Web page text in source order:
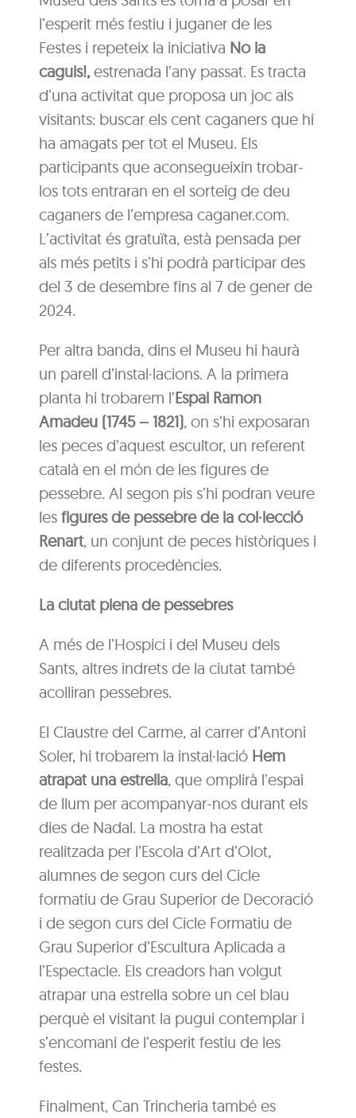
l’esperit més festiu i juganer de les
Festes i repeteix la iniciativa No la
caguis!, estrenada l’any passat. Es tracta
d’una activitat que proposa un joc als
visitants: buscar els cent caganers que hi
ha amagats per tot el Museu. Els
participants que aconsegueixin trobar-
los tots entraran en el sorteig de deu
caganers de l’empresa caganer.com.
L’activitat és gratuïta, està pensada per
als més petits i s’hi podrà participar des
del 3 de desembre fins al 7 de gener de
2024.
Per altra banda, dins el Museu hi haurà
un parell d’instal·lacions. A la primera
planta hi trobarem l’Espai Ramon
Amadeu (1745 – 1821), on s’hi exposaran
les peces d’aquest escultor, un referent
català en el món de les figures de
pessebre. Al segon pis s’hi podran veure
lesfigures de pessebre de la col·lecció
Renart, un conjunt de peces històriques i
de diferents procedències.
La ciutat plena de pessebres
A més de l’Hospici i del Museu dels
Sants, altres indrets de la ciutat també
acolliran pessebres.
El Claustre del Carme, al carrer d’Antoni
Soler, hi trobarem la instal·lació Hem
atrapat una estrella, que omplirà l’espai
de llum per acompanyar-nos durant els
dies de Nadal. La mostra ha estat
realitzada per l’Escola d’Art d’Olot,
alumnes de segon curs del Cicle
formatiu de Grau Superior de Decoració
i de segon curs del Cicle Formatiu de
Grau Superior d’Escultura Aplicada a
l’Espectacle. Els creadors han volgut
atrapar una estrella sobre un cel blau
perquè el visitant la pugui contemplar i
s’encomani de l’esperit festiu de les
festes.
Finalment, Can Trincheria també es